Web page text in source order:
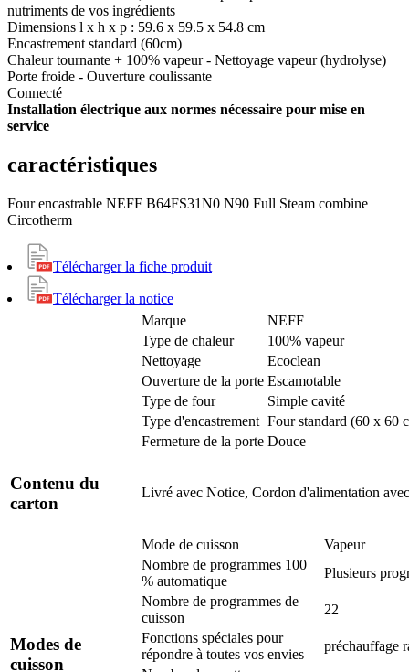
nutriments de vos ingrédients
Dimensions l x h x p : 59.6 x 59.5 x 54.8 cm
Encastrement standard (60cm)
Chaleur tournante + 100% vapeur - Nettoyage vapeur (hydrolyse)
Porte froide - Ouverture coulissante
Connecté
Installation électrique aux normes nécessaire pour mise en
service
caractéristiques
Four encastrable NEFF B64FS31N0 N90 Full Steam combine
Circotherm
Télécharger la fiche produit
Télécharger la notice
Marque
NEFF
Type de chaleur
100% vapeur
Nettoyage
Ecoclean
Ouverture de la porte Escamotable
Type de four
Simple cavité
Type d'encastrement Four standard (60 x 60
Fermeture de la porte Douce
Contenu du
carton
Livré avec Notice, Cordon d'alimentation
Modes de
cuisson
Mode de cuisson
Vapeur
Nombre de programmes 100
% automatique
Plusieurs
Nombre de programmes de
cuisson
22
Fonctions spéciales pour
répondre à toutes vos envies
préchauffage